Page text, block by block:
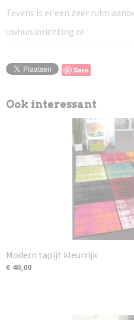
Tevens is er een zeer ruim
uwhuisinrichting.nl
Save
Ook interessant
Modern tapijt kleurrijk
€ 40,00